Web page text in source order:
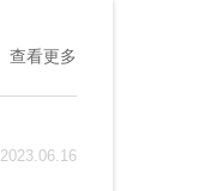
查看更多
2023.06.16